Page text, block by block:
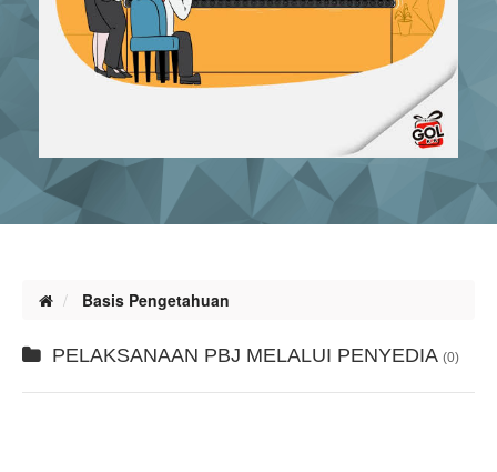
Basis Pengetahuan
PELAKSANAAN PBJ MELALUI PENYEDIA (0)